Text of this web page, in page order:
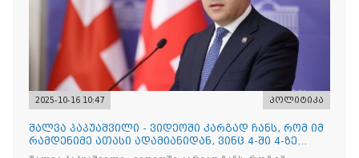
2025-10-16 10:47 პოლიტიკა
შალვა პაპუაშვილი - ვიდეოში კარგად ჩანს, რომ იმ
რამდენიმე ათასი ადამიანიდან, ვინც 4-ში 4-ზე
შეიკრიბა,